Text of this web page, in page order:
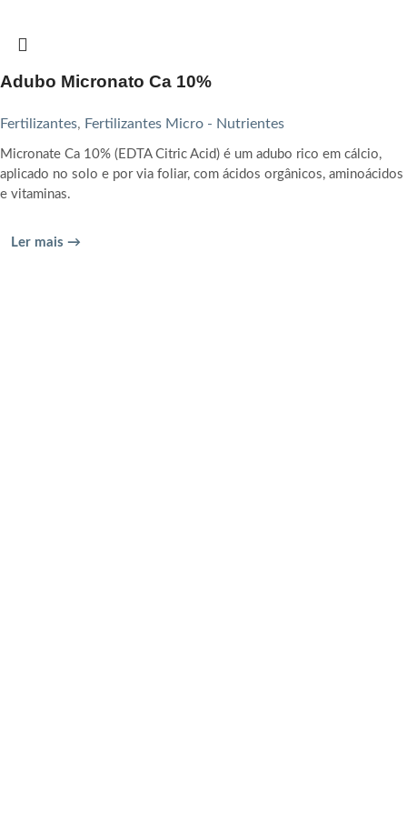
Adubo Micronato Ca 10%
Fertilizantes, Fertilizantes Micro - Nutrientes
Micronate Ca 10% (EDTA Citric Acid) é um adubo rico em cálcio,
aplicado no solo e por via foliar, com ácidos orgânicos, aminoácidos
e vitaminas.
Ler mais →